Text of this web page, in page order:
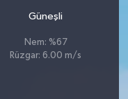
Güneşli
Nem: %67
Rüzgar: 6.00 m/s